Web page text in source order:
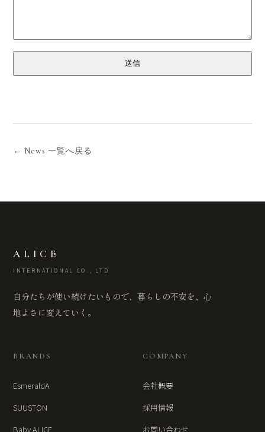
送信
← News 一覧へ戻る
ALICE
INTERNATIONAL CO., LTD
自分たちが使い続けたいもので、暮らしの不安を、心
地よさに変えていく。
BRANDS
EsmeraldA
SUUSTON
Baby ALICE
COMPANY
会社概要
採用情報
お問い合わせ